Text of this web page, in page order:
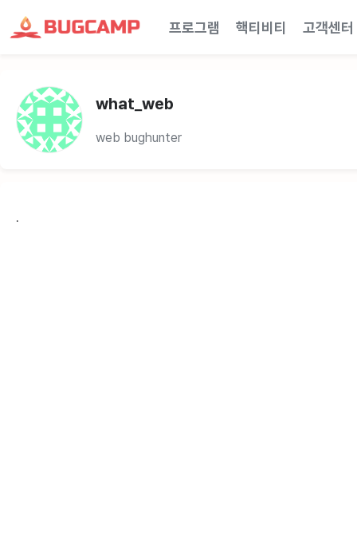
프로그램 핵티비티 고객센터
what_web
web bughunter
.